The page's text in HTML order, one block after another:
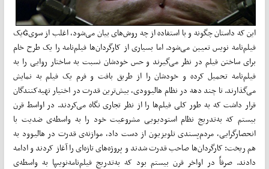
این که داستان چگونه و با استفاده از چه روش‌های بیان می‌شود،‌ اغلب از سویĠیک
فیلم‌نامه نویس تعیین می‌شود. اما بسیاری از کارگردان‌ها فیلم‌نامه را یک طرح خام
برای ساختن فیلم در نظر می‌گیرند و حس خودشان نسبت به ساختار روایی را به
فیلم‌نامه تحمیل کرده و خودشان را از طریق بافت و فرم یک فیلم به نمایش
می‌گذارند. تا چند دهه در نظام هالیوودی، بیش‌ترین قدرت در اختیار تهیه‌کنندگان
قرار داشت که به ‌طور کلی فیلم‌ها را از نظر تجاری نگاه می‌کردند. در اواسط قرن
بیستم که به‌تدریج نظام استودیویی مشروعیت خود را به واسطه‌ی ضدیت با
انحصارگرایی، مردم‌پسندی تلویزیون از دست داد، موازنه‌ی قدرت در هالیوود به
هم ریخت: کارگردان‌ها صاحب قدرت شدند و پروژه‌های تازه‌ای را آغاز کردند و ادامه
دادند. صرفاً در اواخر قرن بیستم بود که به‌تدریج فیلم‌نامه‌نویسا݆ به واسطه‌ی